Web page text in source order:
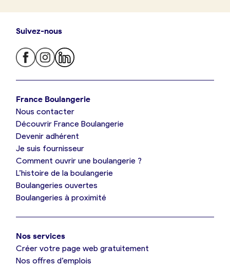
Je trouve ma boulangerie
Je suis boulanger
Je découvre France Boulangerie
Mes tarifs
Je référence ma boulangerie (gratuit)
Suivez-nous
France Boulangerie
Nous contacter
Découvrir France Boulangerie
Devenir adhérent
Je suis fournisseur
Comment ouvrir une boulangerie ?
L’histoire de la boulangerie
Boulangeries ouvertes
Boulangeries à proximité
Nos services
Créer votre page web gratuitement
Nos offres d’emplois